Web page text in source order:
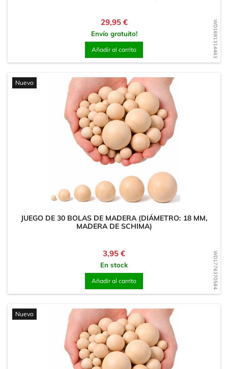
WD1681314463
Precio
29,95 €
Envío gratuito!
Añadir al carrito
WD1776370584
Nuevo
JUEGO DE 30 BOLAS DE MADERA (DIÁMETRO: 18 MM,
MADERA DE SCHIMA)
Precio
3,95 €
En stock
Añadir al carrito
Nuevo